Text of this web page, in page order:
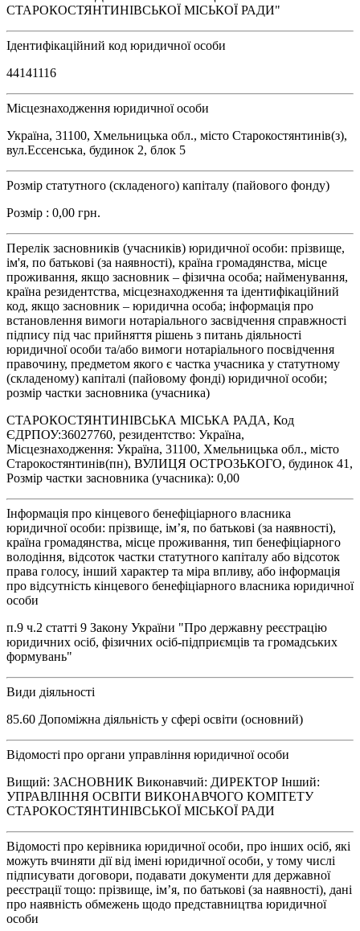
СТАРОКОСТЯНТИНІВСЬКОЇ МІСЬКОЇ РАДИ"
Ідентифікаційний код юридичної особи
44141116
Місцезнаходження юридичної особи
Україна, 31100, Хмельницька обл., місто Старокостянтинів(з),
вул.Ессенська, будинок 2, блок 5
Розмір статутного (складеного) капіталу (пайового фонду)
Розмір : 0,00 грн.
Перелік засновників (учасників) юридичної особи: прізвище,
ім'я, по батькові (за наявності), країна громадянства, місце
проживання, якщо засновник – фізична особа; найменування,
країна резидентства, місцезнаходження та ідентифікаційний
код, якщо засновник – юридична особа; інформація про
встановлення вимоги нотаріального засвідчення справжності
підпису під час прийняття рішень з питань діяльності
юридичної особи та/або вимоги нотаріального посвідчення
правочину, предметом якого є частка учасника у статутному
(складеному) капіталі (пайовому фонді) юридичної особи;
розмір частки засновника (учасника)
СТАРОКОСТЯНТИНІВСЬКА МІСЬКА РАДА, Код
ЄДРПОУ:36027760, резидентство: Україна,
Місцезнаходження: Україна, 31100, Хмельницька обл., місто
Старокостянтинів(пн), ВУЛИЦЯ ОСТРОЗЬКОГО, будинок 41,
Розмір частки засновника (учасника): 0,00
Інформація про кінцевого бенефіціарного власника
юридичної особи: прізвище, ім’я, по батькові (за наявності),
країна громадянства, місце проживання, тип бенефіціарного
володіння, відсоток частки статутного капіталу або відсоток
права голосу, інший характер та міра впливу, або інформація
про відсутність кінцевого бенефіціарного власника юридичної
особи
п.9 ч.2 статті 9 Закону України "Про державну реєстрацію
юридичних осіб, фізичних осіб-підприємців та громадських
формувань"
Види діяльності
85.60 Допоміжна діяльність у сфері освіти (основний)
Відомості про органи управління юридичної особи
Вищий: ЗАСНОВНИК Виконавчий: ДИРЕКТОР Інший:
УПРАВЛІННЯ ОСВІТИ ВИКОНАВЧОГО КОМІТЕТУ
СТАРОКОСТЯНТИНІВСЬКОЇ МІСЬКОЇ РАДИ
Відомості про керівника юридичної особи, про інших осіб, які
можуть вчиняти дії від імені юридичної особи, у тому числі
підписувати договори, подавати документи для державної
реєстрації тощо: прізвище, ім’я, по батькові (за наявності), дані
про наявність обмежень щодо представництва юридичної
особи